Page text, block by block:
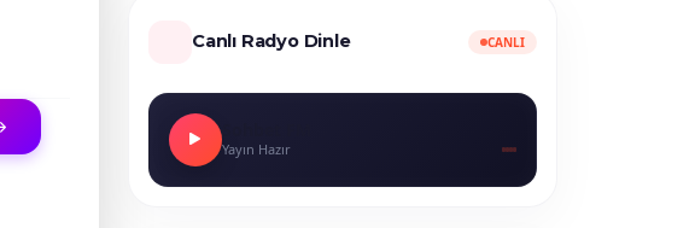
Canlı Radyo Dinle CANLI
Yayın Hazır